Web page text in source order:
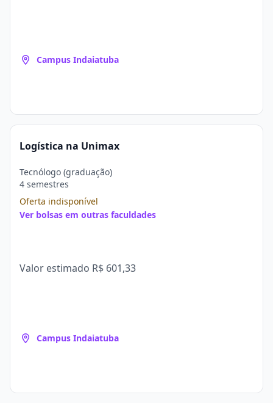
Campus Indaiatuba
Logística na Unimax
Tecnólogo (graduação)
4 semestres
Oferta indisponível
Ver bolsas em outras faculdades
Valor estimado R$ 601,33
Campus Indaiatuba